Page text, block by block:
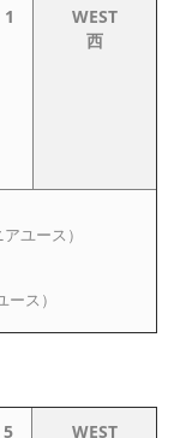
1
WEST
西
ユース）
ス）
5
WEST